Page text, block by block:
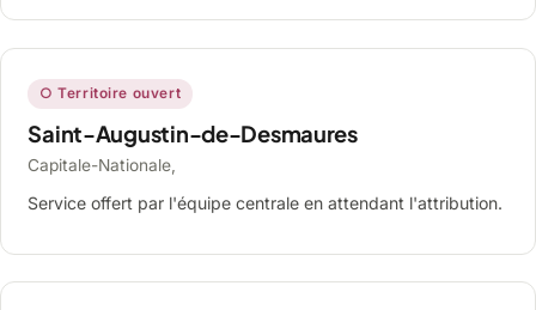
○ Territoire ouvert
Saint-Augustin-de-Desmaures
Capitale-Nationale,
Service offert par l'équipe centrale en attendant l'attribution.